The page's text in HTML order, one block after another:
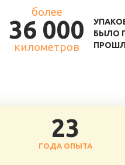
более
36 000
километров
БЫЛО
23
ГОДА ОПЫТА